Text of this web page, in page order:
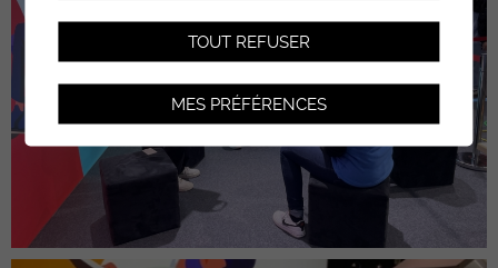
TOUT REFUSER
MES PRÉFÉRENCES